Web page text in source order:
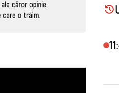
căror opinie
care o trăim.